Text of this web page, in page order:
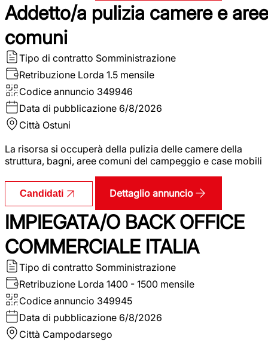
Addetto/a pulizia camere e aree
comuni
Tipo di contratto Somministrazione
Retribuzione Lorda 1.5 mensile
Codice annuncio 349946
Data di pubblicazione 6/8/2026
Città Ostuni
La risorsa si occuperà della pulizia delle camere della
struttura, bagni, aree comuni del campeggio e case mobili
Candidati Dettaglio annuncio
IMPIEGATA/O BACK OFFICE
COMMERCIALE ITALIA
Tipo di contratto Somministrazione
Retribuzione Lorda 1400 - 1500 mensile
Codice annuncio 349945
Data di pubblicazione 6/8/2026
Città Campodarsego